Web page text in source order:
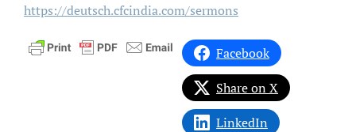
https://deutsch.cfcindia.com/sermons
Facebook
Share on X
LinkedIn